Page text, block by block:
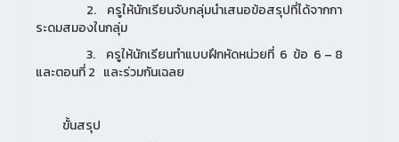
2. ครูให้นักเรียนจับกลุ่มนำเสนอข้อสรุปที่ได้จากกา
ระดมสมองในกลุ่ม
3. ครูให้นักเรียนทำแบบฝึกหัดหน่วยที่ 6 ข้อ 6 – 8
และตอนที่ 2 และร่วมกันเฉลย
ขั้นสรุป